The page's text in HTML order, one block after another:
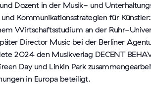
Dozent in der Musik- und
Kommunikationsstrategien für
Wirtschaftsstudium an der Ruhr-
Director Music bei der Berliner
2024 den Musikverlag DECENT
Day und Linkin Park
in Europa beteiligt.